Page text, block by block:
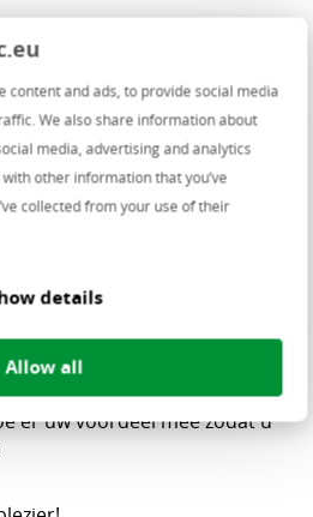
content and ads, to provide social media
We also share information about
media, advertising and analytics
other information that you’ve
collected from your use of their
details
Allow all
belangrijke uitdagingen waar
Wij interviewden verschillende
werelden, waaronder
Bij de interviews
aan. Thema’s die aan
datagedreven
het sociaal domein en de
wordt een overkoepelend
door gemeente
interview wordt afgesloten
er uw voordeel mee zodat u